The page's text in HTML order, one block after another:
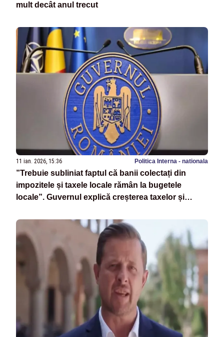
mult decât anul trecut
11 ian. 2026, 15:36 Politica Interna - nationala
”Trebuie subliniat faptul că banii colectați din
impozitele și taxele locale rămân la bugetele
locale”. Guvernul explică creșterea taxelor și